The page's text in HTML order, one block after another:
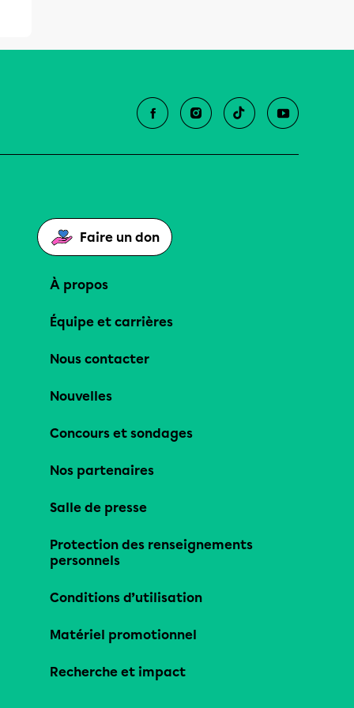
Faire un don
À propos
Équipe et carrières
Nous contacter
Nouvelles
Concours et sondages
Nos partenaires
Salle de presse
Protection des renseignements
personnels
Conditions d’utilisation
Matériel promotionnel
Recherche et impact